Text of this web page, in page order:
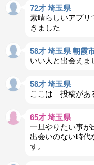
72才 埼玉県
素晴らしいアプリ
きました
58才 埼玉県 朝霞
いい人と出会えま
58才 埼玉県
ここは 投稿があ
65才 埼玉県
一旦やりたい事が
出会いのない時代
す。